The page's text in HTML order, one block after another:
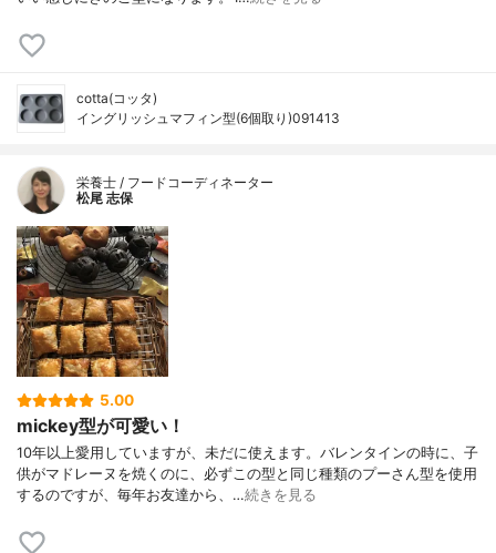
cotta(コッタ)
イングリッシュマフィン型(6個取り)091413
栄養士 / フードコーディネーター
松尾 志保
5.00
mickey型が可愛い！
10年以上愛用していますが、未だに使えます。バレンタインの時に、子
供がマドレーヌを焼くのに、必ずこの型と同じ種類のプーさん型を使用
するのですが、毎年お友達から、…続きを見る